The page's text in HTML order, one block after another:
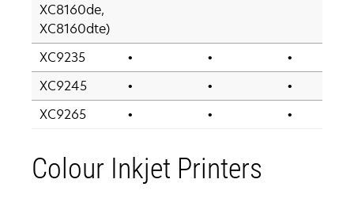
XC8160de,
XC8160dte)
XC9235 • •
•
XC9245
• •
•
XC9265
• • •
Colour Inkjet Printers